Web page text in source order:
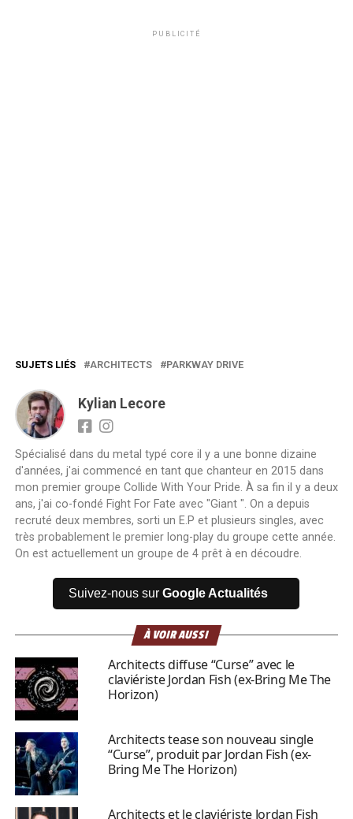
PUBLICITÉ
SUJETS LIÉS ARCHITECTS PARKWAY DRIVE
Kylian Lecore
Spécialisé dans du metal typé core il y a une bonne dizaine
d'années, j'ai commencé en tant que chanteur en 2015 dans
mon premier groupe Collide With Your Pride. À sa fin il y a deux
ans, j'ai co-fondé Fight For Fate avec "Giant ". On a depuis
recruté deux membres, sorti un E.P et plusieurs singles, avec
très probablement le premier long-play du groupe cette année.
On est actuellement un groupe de 4 prêt à en découdre.
Suivez-nous surGoogle Actualités
À VOIR AUSSI
Architects diffuse “Curse” avec le
claviériste Jordan Fish (ex-Bring Me The
Horizon)
Architects tease son nouveau single
“Curse”, produit par Jordan Fish (ex-
Bring Me The Horizon)
Architects et le claviériste Jordan Fish